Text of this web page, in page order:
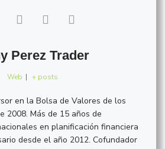
Perez Trader
Web | + posts
en la Bolsa de Valores de los
2008. Más de 15 años de
en planificación financiera
desde el año 2012. Cofundador